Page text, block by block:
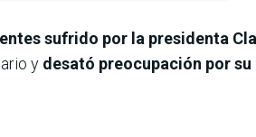
sufrido por la presidenta
y desató preocupación por